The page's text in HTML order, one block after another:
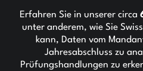
Erfahren Sie in unserer circa
unter anderem, wie Sie
kann, Daten vom
Jahresabschluss zu
Prüfungshandlungen zu